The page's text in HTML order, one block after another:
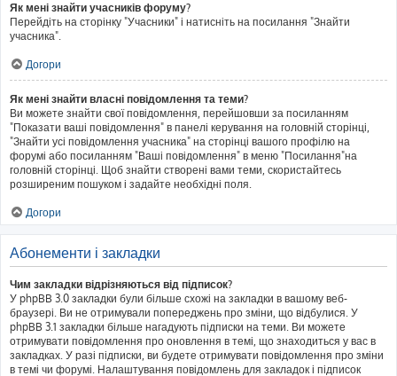
Як мені знайти учасників форуму?
Перейдіть на сторінку "Учасники" і натисніть на посилання "Знайти
учасника".
Догори
Як мені знайти власні повідомлення та теми?
Ви можете знайти свої повідомлення, перейшовши за посиланням
"Показати ваші повідомлення" в панелі керування на головній сторінці,
"Знайти усі повідомлення учасника" на сторінці вашого профілю на
форумі або посиланням "Ваші повідомлення" в меню "Посилання"на
головній сторінці. Щоб знайти створені вами теми, скористайтесь
розширеним пошуком і задайте необхідні поля.
Догори
Абонементи і закладки
Чим закладки відрізняються від підписок?
У phpBB 3.0 закладки були більше схожі на закладки в вашому веб-
браузері. Ви не отримували попереджень про зміни, що відбулися. У
phpBB 3.1 закладки більше нагадують підписки на теми. Ви можете
отримувати повідомлення про оновлення в темі, що знаходиться у вас в
закладках. У разі підписки, ви будете отримувати повідомлення про зміни
в темі чи форумі. Налаштування повідомлень для закладок і підписок